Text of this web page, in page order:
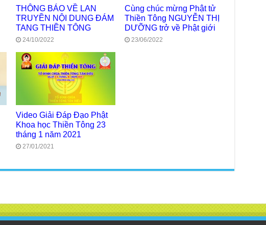
THÔNG BÁO VỀ LAN
TRUYỀN NỘI DUNG ĐÁM
TANG THIỀN TÔNG
24/10/2022
Cùng chúc mừng Phật tử
Thiền Tông NGUYỄN THỊ
DƯỠNG trở về Phật giới
23/06/2022
Video Giải Đáp Đạo Phật
Khoa học Thiền Tông 23
tháng 1 năm 2021
27/01/2021
gìn